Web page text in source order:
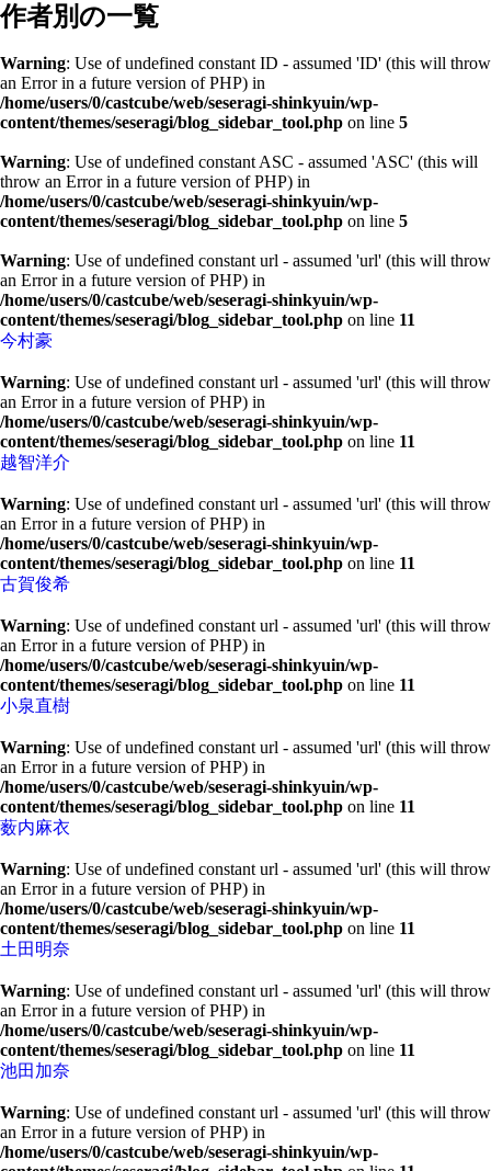
作者別の一覧
Warning: Use of undefined constant ID - assumed 'ID' (this will throw
an Error in a future version of PHP) in
/home/users/0/castcube/web/seseragi-shinkyuin/wp-
content/themes/seseragi/blog_sidebar_tool.php on line 5
Warning: Use of undefined constant ASC - assumed 'ASC' (this will
throw an Error in a future version of PHP) in
/home/users/0/castcube/web/seseragi-shinkyuin/wp-
content/themes/seseragi/blog_sidebar_tool.php on line 5
Warning: Use of undefined constant url - assumed 'url' (this will throw
an Error in a future version of PHP) in
/home/users/0/castcube/web/seseragi-shinkyuin/wp-
content/themes/seseragi/blog_sidebar_tool.php on line 11
今村豪
Warning: Use of undefined constant url - assumed 'url' (this will throw
an Error in a future version of PHP) in
/home/users/0/castcube/web/seseragi-shinkyuin/wp-
content/themes/seseragi/blog_sidebar_tool.php on line 11
越智洋介
Warning: Use of undefined constant url - assumed 'url' (this will throw
an Error in a future version of PHP) in
/home/users/0/castcube/web/seseragi-shinkyuin/wp-
content/themes/seseragi/blog_sidebar_tool.php on line 11
古賀俊希
Warning: Use of undefined constant url - assumed 'url' (this will throw
an Error in a future version of PHP) in
/home/users/0/castcube/web/seseragi-shinkyuin/wp-
content/themes/seseragi/blog_sidebar_tool.php on line 11
小泉直樹
Warning: Use of undefined constant url - assumed 'url' (this will throw
an Error in a future version of PHP) in
/home/users/0/castcube/web/seseragi-shinkyuin/wp-
content/themes/seseragi/blog_sidebar_tool.php on line 11
薮内麻衣
Warning: Use of undefined constant url - assumed 'url' (this will throw
an Error in a future version of PHP) in
/home/users/0/castcube/web/seseragi-shinkyuin/wp-
content/themes/seseragi/blog_sidebar_tool.php on line 11
土田明奈
Warning: Use of undefined constant url - assumed 'url' (this will throw
an Error in a future version of PHP) in
/home/users/0/castcube/web/seseragi-shinkyuin/wp-
content/themes/seseragi/blog_sidebar_tool.php on line 11
池田加奈
Warning: Use of undefined constant url - assumed 'url' (this will throw
an Error in a future version of PHP) in
/home/users/0/castcube/web/seseragi-shinkyuin/wp-